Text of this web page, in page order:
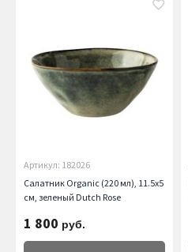
Артикул: 182026
Салатник Organic (220 мл), 11.5х5
см, зеленый Dutch Rose
1 800 руб.